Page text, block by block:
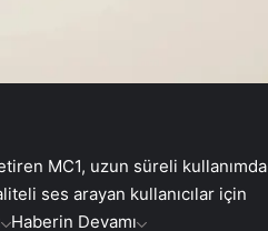
MC1, uzun süreli kullanımda
ses arayan kullanıcılar için
Haberin Devamı